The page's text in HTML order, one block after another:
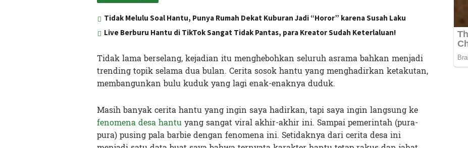
Tidak Melulu Soal Hantu, Punya Rumah Dekat Kuburan Jadi “Horor” karena Susah Laku
Live Berburu Hantu di TikTok Sangat Tidak Pantas, para Kreator Sudah Keterlaluan!
Tidak lama berselang, kejadian itu menghebohkan seluruh asrama bahkan menjadi
trending topik selama dua bulan. Cerita sosok hantu yang menghadirkan ketakutan,
membangunkan bulu kuduk yang lagi enak-enaknya duduk.
Masih banyak cerita hantu yang ingin saya hadirkan, tapi saya ingin langsung ke
fenomena desa hantuyang sangat viral akhir-akhir ini. Sampai pemerintah (pura-
pura) pusing pala barbie dengan fenomena ini. Setidaknya dari cerita desa ini